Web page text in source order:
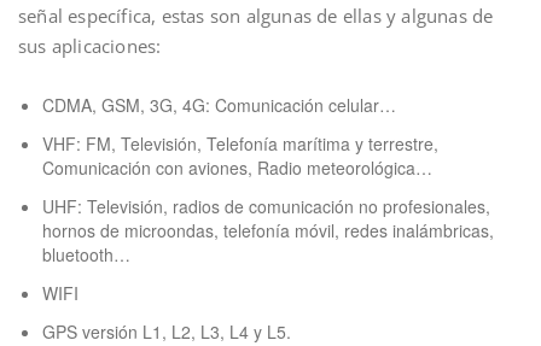
señal específica, estas son algunas de ellas y algunas de
sus aplicaciones:
CDMA, GSM, 3G, 4G: Comunicación celular…
VHF: FM, Televisión, Telefonía marítima y terrestre,
Comunicación con aviones, Radio meteorológica…
UHF: Televisión, radios de comunicación no profesionales,
hornos de microondas, telefonía móvil, redes inalámbricas,
bluetooth…
WIFI
GPS versión L1, L2, L3, L4 y L5.